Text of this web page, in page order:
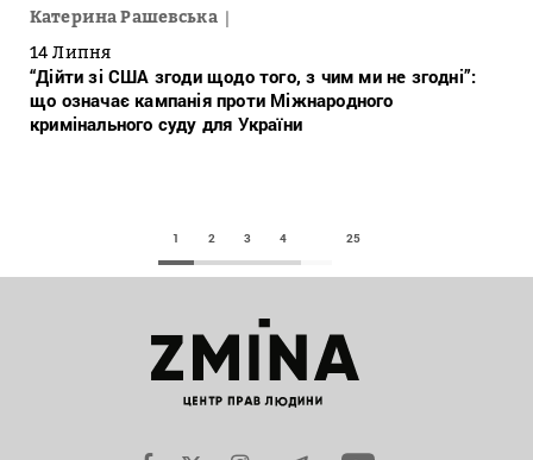
Катерина Рашевська
14 Липня
“Дійти зі США згоди щодо того, з чим ми не згодні”:
що означає кампанія проти Міжнародного
кримінального суду для України
1 2 3 4 25